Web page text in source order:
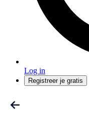
Log in
Registreer je gratis